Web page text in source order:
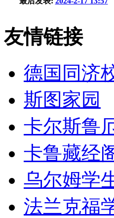
友情链接
德国同济
斯图家园
卡尔斯鲁
卡鲁藏经
乌尔姆学
法兰克福